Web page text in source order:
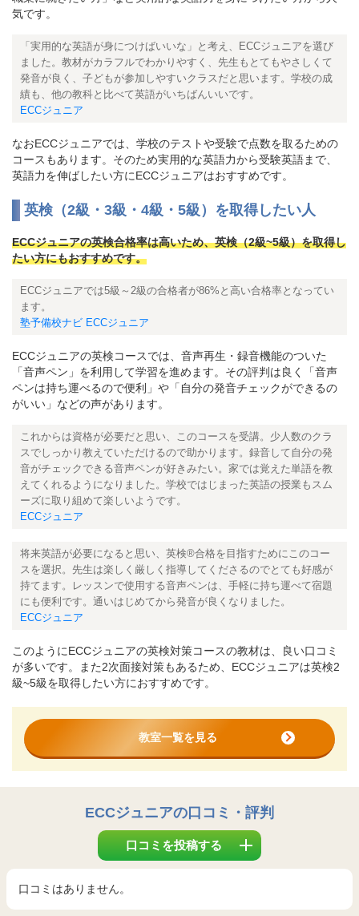
気です。
「実用的な英語が身につけばいいな」と考え、ECCジュニアを選び
ました。教材がカラフルでわかりやすく、先生もとてもやさしくて
発音が良く、子どもが参加しやすいクラスだと思います。学校の成
績も、他の教科と比べて英語がいちばんいいです。
ECCジュニア
なおECCジュニアでは、学校のテストや受験で点数を取るための
コースもあります。そのため実用的な英語力から受験英語まで、
英語力を伸ばしたい方にECCジュニアはおすすめです。
英検（2級・3級・4級・5級）を取得したい人
ECCジュニアの英検合格率は高いため、英検（2級~5級）を取得し
たい方にもおすすめです。
ECCジュニアでは5級～2級の合格者が86%と高い合格率となってい
ます。
塾予備校ナビ ECCジュニア
ECCジュニアの英検コースでは、音声再生・録音機能のついた
「音声ペン」を利用して学習を進めます。その評判は良く「音声
ペンは持ち運べるので便利」や「自分の発音チェックができるの
がいい」などの声があります。
これからは資格が必要だと思い、このコースを受講。少人数のクラ
スでしっかり教えていただけるので助かります。録音して自分の発
音がチェックできる音声ペンが好きみたい。家では覚えた単語を教
えてくれるようになりました。学校ではじまった英語の授業もスム
ーズに取り組めて楽しいようです。
ECCジュニア
将来英語が必要になると思い、英検®合格を目指すためにこのコー
スを選択。先生は楽しく厳しく指導してくださるのでとても好感が
持てます。レッスンで使用する音声ペンは、手軽に持ち運べて宿題
にも便利です。通いはじめてから発音が良くなりました。
ECCジュニア
このようにECCジュニアの英検対策コースの教材は、良い口コミ
が多いです。また2次面接対策もあるため、ECCジュニアは英検2
級~5級を取得したい方におすすめです。
教室一覧を見る
ECCジュニアの口コミ・評判
口コミを投稿する
口コミはありません。